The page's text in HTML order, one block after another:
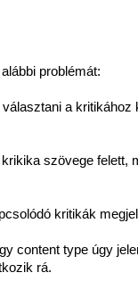
problémát:
a
szövege felett,
kritikák
content type úgy
rá.